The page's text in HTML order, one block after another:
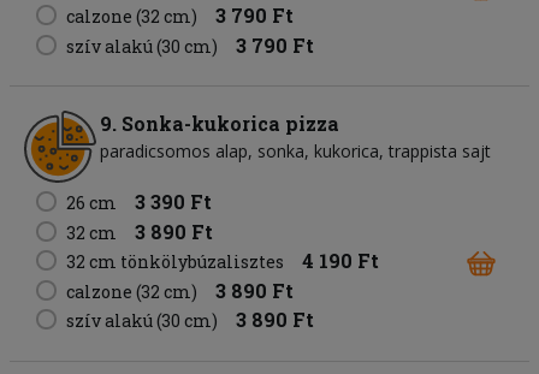
calzone (32 cm) 3 790 Ft
szív alakú (30 cm) 3 790 Ft
9. Sonka-kukorica pizza
paradicsomos alap sonka kukorica trappista sajt
26 cm 3 390 Ft
32 cm 3 890 Ft
32 cm tönkölybúzalisztes 4 190 Ft
calzone (32 cm) 3 890 Ft
szív alakú (30 cm) 3 890 Ft